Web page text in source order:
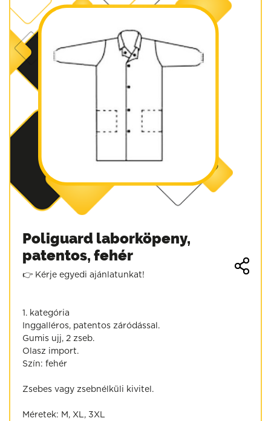
Poliguard laborköpeny,
patentos, fehér
👉 Kérje egyedi ajánlatunkat!
1. kategória
Inggalléros, patentos záródással.
Gumis ujj, 2 zseb.
Olasz import.
Szín: fehér
Zsebes vagy zsebnélküli kivitel.
Méretek: M, XL, 3XL